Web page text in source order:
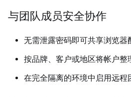
与团队成员安全协作
无需泄露密码即可共享浏览器
按品牌、客户或地区将帐户整
在完全隔离的环境中启用远程